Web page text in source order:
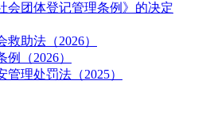
会团体登记管理条例》的决定
助法（2026）
（2026）
理处罚法（2025）